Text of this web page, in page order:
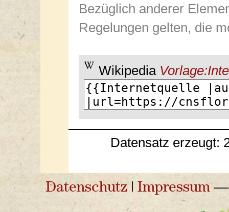
Bezüglich anderer
Regelungen gelten, die
Wikipedia
Datensatz erzeugt:
Datenschutz Impressum—